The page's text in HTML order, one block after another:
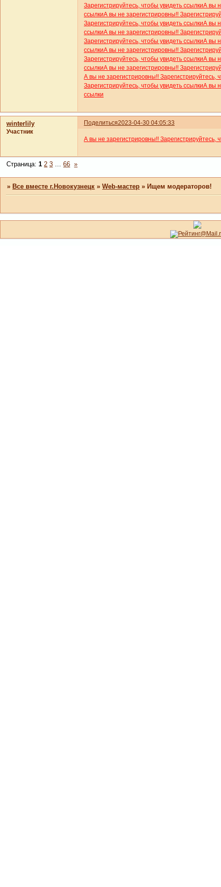
Зарегистрируйтесь, чтобы увидеть ссылкиА вы
ссылкиА вы не зарегистрировны!!
Зарегистрируйтесь, чтобы увидеть ссылкиА вы
ссылкиА вы не зарегистрировны!!
Зарегистрируйтесь, чтобы увидеть ссылкиА вы
ссылкиА вы не зарегистрировны!!
Зарегистрируйтесь, чтобы увидеть ссылкиА вы
ссылкиА вы не зарегистрировны!!
А вы не зарегистрировны!! Зарегистрируйтесь,
Зарегистрируйтесь, чтобы увидеть ссылкиА вы
ссылки
Поделиться2023-04-30 04:05:33
winterlily
Участник
А вы не зарегистрировны!! Зарегистрируйтесь,
Страница:1 2 3 … 66 »
» Все вместе г.Новокузнецк »Web-мастер » Ищем модераторов!